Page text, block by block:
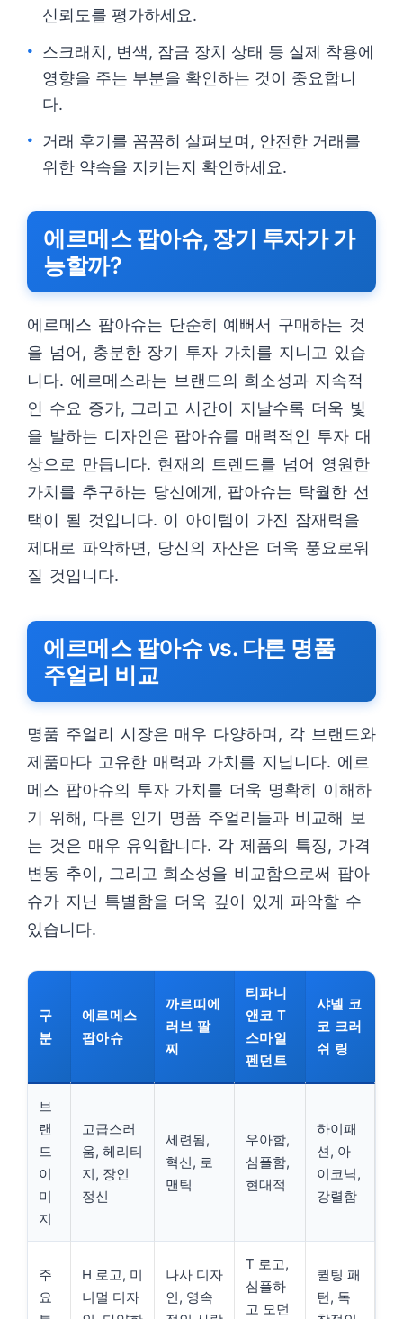
신뢰도를 평가하세요.
스크래치, 변색, 잠금 장치 상태 등 실제 착용에
영향을 주는 부분을 확인하는 것이 중요합니
다.
거래 후기를 꼼꼼히 살펴보며, 안전한 거래를
위한 약속을 지키는지 확인하세요.
에르메스 팝아슈, 장기 투자가 가
능할까?
에르메스 팝아슈는 단순히 예뻐서 구매하는 것
을 넘어, 충분한 장기 투자 가치를 지니고 있습
니다. 에르메스라는 브랜드의 희소성과 지속적
인 수요 증가, 그리고 시간이 지날수록 더욱 빛
을 발하는 디자인은 팝아슈를 매력적인 투자 대
상으로 만듭니다. 현재의 트렌드를 넘어 영원한
가치를 추구하는 당신에게, 팝아슈는 탁월한 선
택이 될 것입니다. 이 아이템이 가진 잠재력을
제대로 파악하면, 당신의 자산은 더욱 풍요로워
질 것입니다.
에르메스 팝아슈 vs. 다른 명품
주얼리 비교
명품 주얼리 시장은 매우 다양하며, 각 브랜드와
제품마다 고유한 매력과 가치를 지닙니다. 에르
메스 팝아슈의 투자 가치를 더욱 명확히 이해하
기 위해, 다른 인기 명품 주얼리들과 비교해 보
는 것은 매우 유익합니다. 각 제품의 특징, 가격
변동 추이, 그리고 희소성을 비교함으로써 팝아
슈가 지닌 특별함을 더욱 깊이 있게 파악할 수
있습니다.
구
분
에르메스
팝아슈
까르띠에
러브 팔
찌
티파니
앤코 T
스마일
펜던트
샤넬 코
코 크러
쉬 링
브
랜
드
이
미
지
고급스러
움, 헤리티
지, 장인
정신
세련됨,
혁신, 로
맨틱
우아함,
심플함,
현대적
하이패
션, 아
이코닉,
강렬함
주
요
H 로고, 미
니멀 디자
나사 디자
인, 영속
T 로고,
심플하
고 모던
퀼팅 패
턴, 독